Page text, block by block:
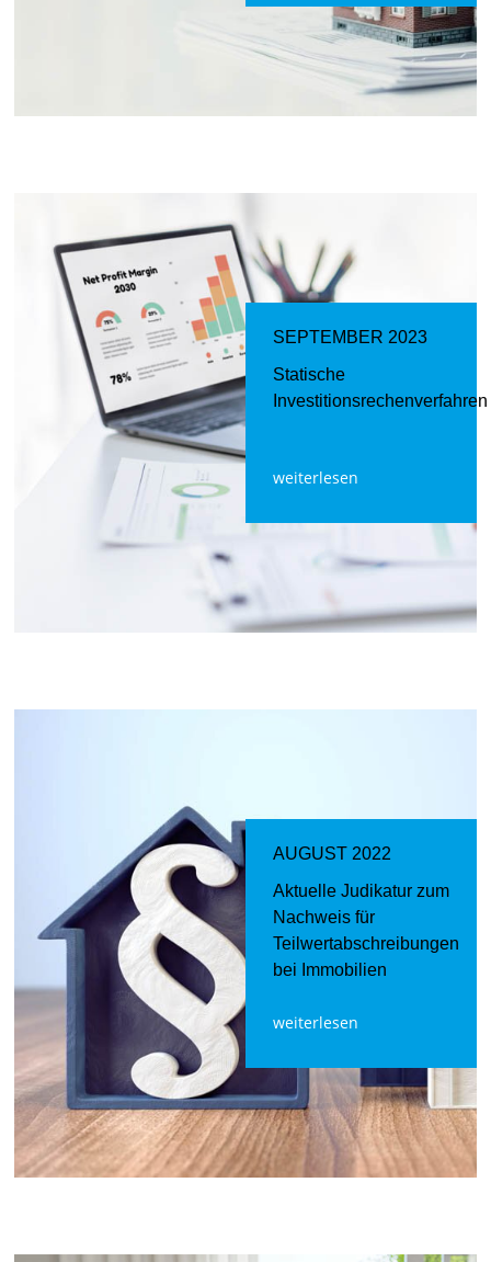
SEPTEMBER 2023
Statische
Investitionsrechenverfahren
weiterlesen
AUGUST 2022
Aktuelle Judikatur zum
Nachweis für
Teilwertabschreibungen
bei Immobilien
weiterlesen